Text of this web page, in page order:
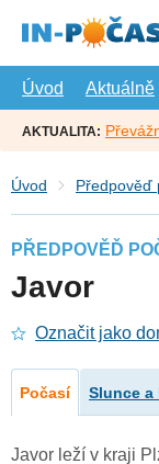
hlavní
Úvod
Aktuálně
AKTUALITA:
Úvod Předpověď
PŘEDPOVĚĎ
Javor
Označit jako
Počasí Slunce a
Javor leží v kraji